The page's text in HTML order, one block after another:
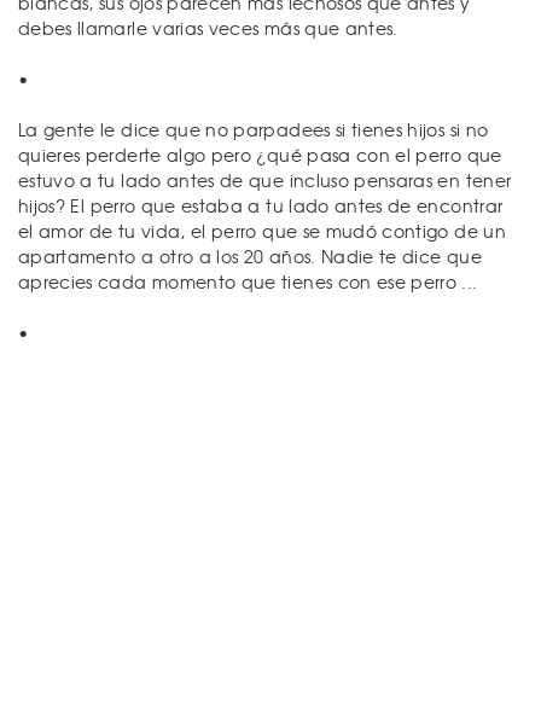
debes llamarle varias veces más que antes.
•
La gente le dice que no parpadees si tienes hijos si no
quieres perderte algo pero ¿qué pasa con el perro que
estuvo a tu lado antes de que incluso pensaras en tener
hijos? El perro que estaba a tu lado antes de encontrar
el amor de tu vida, el perro que se mudó contigo de un
apartamento a otro a los 20 años. Nadie te dice que
aprecies cada momento que tienes con ese perro ...
•